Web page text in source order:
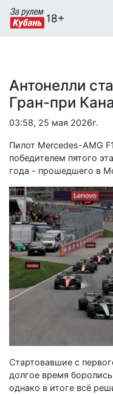
Антонелли
Гран-при
03:58, 25 мая 2026г.
Пилот Mercedes-AMG
победителем пятого
года - прошедшего в
Стартовавшие с
долгое время
однако в итоге всё